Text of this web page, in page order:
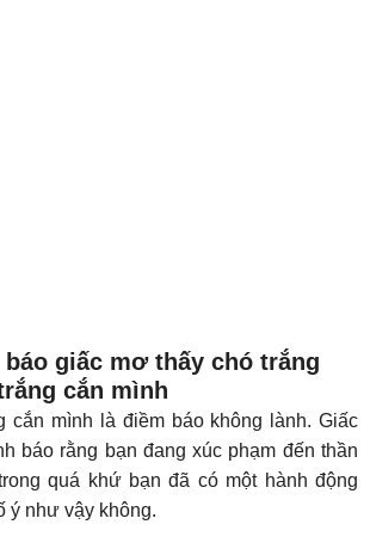
giấc mơ thấy chó trắng
cắn mình
cắn mình là điềm báo không lành. Giấc
báo rằng bạn đang xúc phạm đến thần
quá khứ bạn đã có một hành động
ý như vậy không.